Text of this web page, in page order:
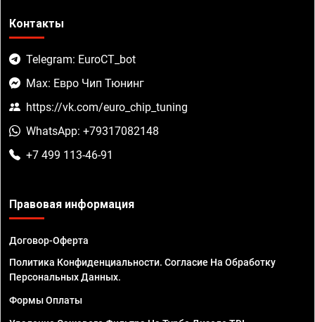
Контакты
Telegram: EuroCT_bot
Max: Евро Чип Тюнинг
https://vk.com/euro_chip_tuning
WhatsApp: +79317082148
+7 499 113-46-91
Правовая информация
Договор-Оферта
Политика Конфиденциальности. Согласие На Обработку
Персональных Данных.
Формы Оплаты